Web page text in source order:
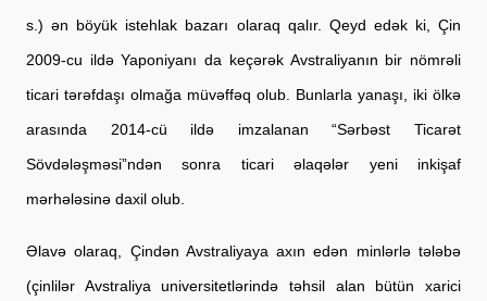
s.) ən böyük istehlak bazarı olaraq qalır. Qeyd edək ki, Çin
2009-cu ildə Yaponiyanı da keçərək Avstraliyanın bir nömrəli
ticari tərəfdaşı olmağa müvəffəq olub. Bunlarla yanaşı, iki ölkə
arasında 2014-cü ildə imzalanan “Sərbəst Ticarət
Sövdələşməsi”ndən sonra ticari əlaqələr yeni inkişaf
mərhələsinə daxil olub.
Əlavə olaraq, Çindən Avstraliyaya axın edən minlərlə tələbə
(çinlilər Avstraliya universitetlərində təhsil alan bütün xarici